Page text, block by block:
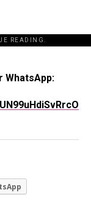
READING.
WhatsApp: